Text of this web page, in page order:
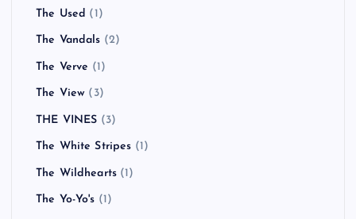
The Used (1)
The Vandals (2)
The Verve (1)
The View (3)
THE VINES (3)
The White Stripes (1)
The Wildhearts (1)
The Yo-Yo's (1)